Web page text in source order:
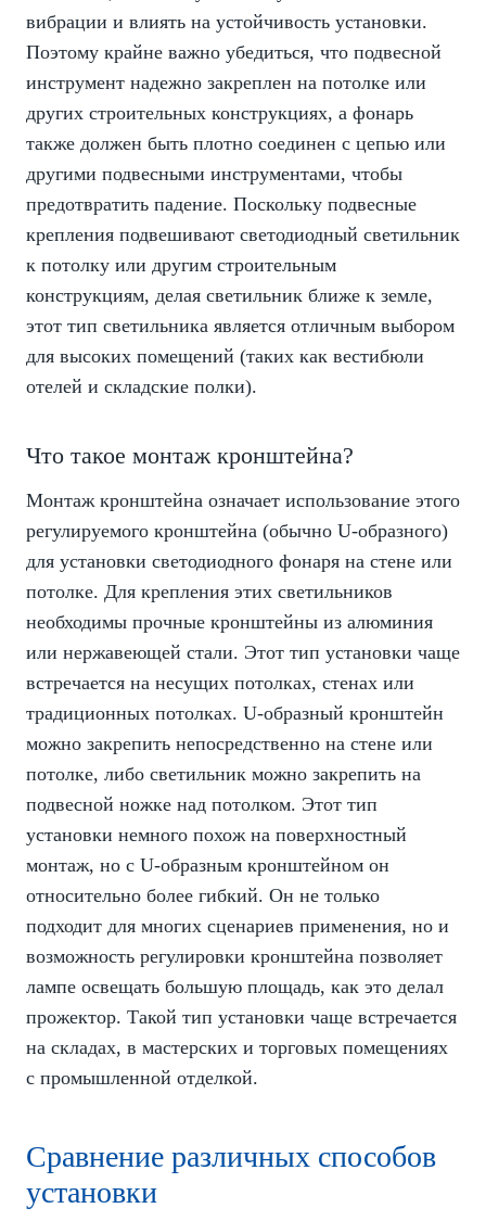
вибрации и влиять на устойчивость установки.
Поэтому крайне важно убедиться, что подвесной
инструмент надежно закреплен на потолке или
других строительных конструкциях, а фонарь
также должен быть плотно соединен с цепью или
другими подвесными инструментами, чтобы
предотвратить падение. Поскольку подвесные
крепления подвешивают светодиодный светильник
к потолку или другим строительным
конструкциям, делая светильник ближе к земле,
этот тип светильника является отличным выбором
для высоких помещений (таких как вестибюли
отелей и складские полки).
Что такое монтаж кронштейна?
Монтаж кронштейна означает использование этого
регулируемого кронштейна (обычно U-образного)
для установки светодиодного фонаря на стене или
потолке. Для крепления этих светильников
необходимы прочные кронштейны из алюминия
или нержавеющей стали. Этот тип установки чаще
встречается на несущих потолках, стенах или
традиционных потолках. U-образный кронштейн
можно закрепить непосредственно на стене или
потолке, либо светильник можно закрепить на
подвесной ножке над потолком. Этот тип
установки немного похож на поверхностный
монтаж, но с U-образным кронштейном он
относительно более гибкий. Он не только
подходит для многих сценариев применения, но и
возможность регулировки кронштейна позволяет
лампе освещать большую площадь, как это делал
прожектор. Такой тип установки чаще встречается
на складах, в мастерских и торговых помещениях
с промышленной отделкой.
Сравнение различных способов
установки